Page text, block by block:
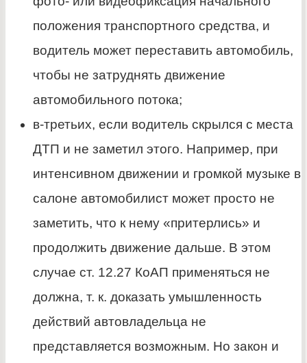
положения транспортного средства, и
водитель может переставить автомобиль,
чтобы не затруднять движение
автомобильного потока;
в-третьих, если водитель скрылся с места
ДТП и не заметил этого. Например, при
интенсивном движении и громкой музыке в
салоне автомобилист может просто не
заметить, что к нему «притерлись» и
продолжить движение дальше. В этом
случае ст. 12.27 КоАП применяться не
должна, т. к. доказать умышленность
действий автовладельца не
представляется возможным. Но закон и